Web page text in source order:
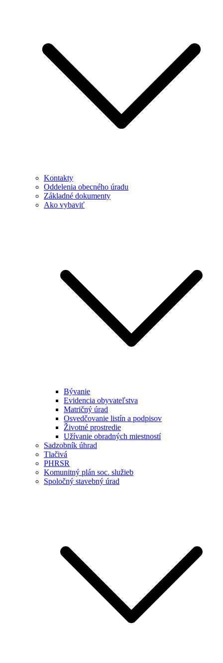
Kontakty
Oddelenia obecného úradu
Základné dokumenty
Ako vybaviť
Bývanie
Evidencia obyvateľstva
Matričný úrad
Osvedčovanie listín a podpisov
Životné prostredie
Užívanie obradných miestností
Sadzobník úhrad
Tlačivá
PHRSR
Komunitný plán soc. služieb
Spoločný stavebný úrad